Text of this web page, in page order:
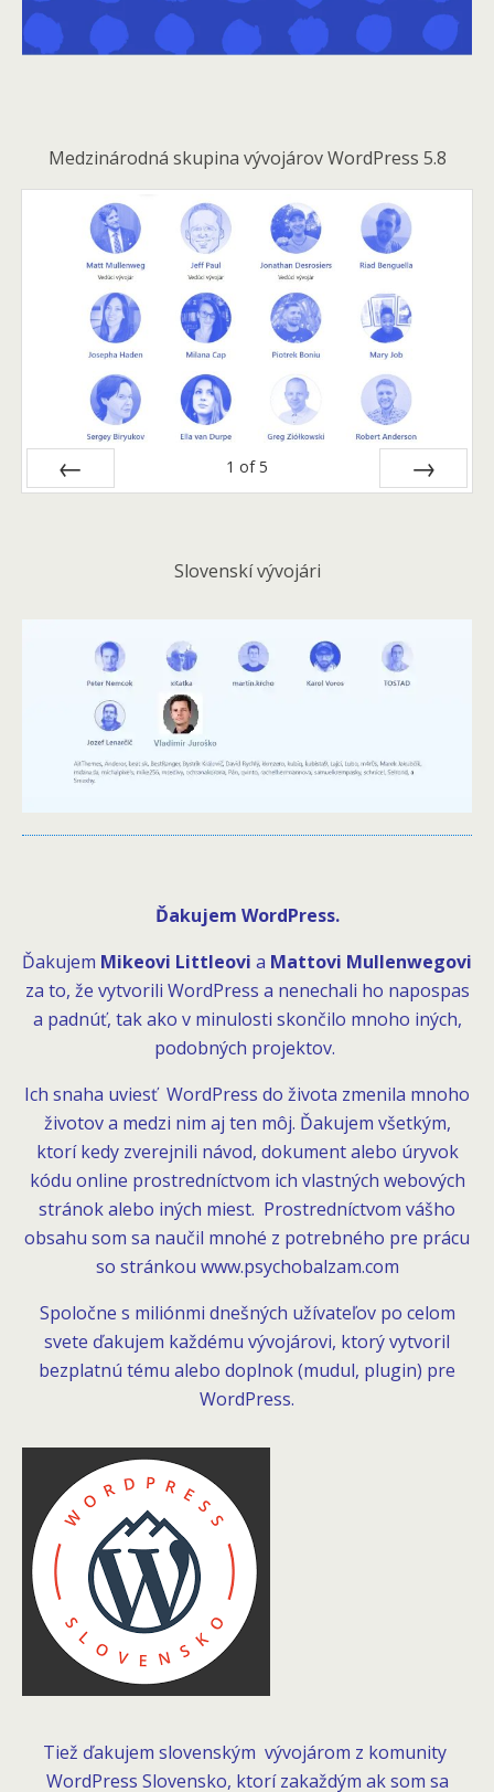
Medzinárodná skupina vývojárov WordPress 5.8
1 of 5
Slovenskí vývojári
Ďakujem WordPress.
Ďakujem Mikeovi Littleovi a Mattovi Mullenwegovi
za to, že vytvorili WordPress a nenechali ho napospas
a padnúť, tak ako v minulosti skončilo mnoho iných,
podobných projektov.
Ich snaha uviesť WordPress do života zmenila mnoho
životov a medzi nim aj ten môj. Ďakujem všetkým,
ktorí kedy zverejnili návod, dokument alebo úryvok
kódu online prostredníctvom ich vlastných webových
stránok alebo iných miest. Prostredníctvom vášho
obsahu som sa naučil mnohé z potrebného pre prácu
so stránkou www.psychobalzam.com
Spoločne s miliónmi dnešných užívateľov po celom
svete ďakujem každému vývojárovi, ktorý vytvoril
bezplatnú tému alebo doplnok (mudul, plugin) pre
WordPress.
Tiež ďakujem slovenským vývojárom z komunity
WordPress Slovensko, ktorí zakaždým ak som sa